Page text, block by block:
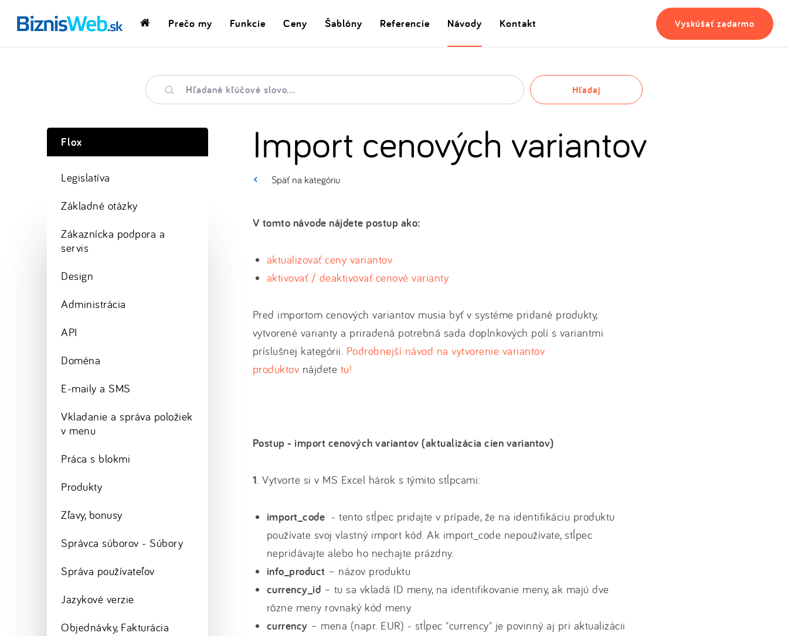
DomovskáPrečo my Funkcie Ceny Šablóny Referencie Návody Kontakt Vyskúšať zadarmo
Hľadané
kľúčové
slovo
Hľadaj
Späť na kategóriu
Import cenových variantov
V tomto návode nájdete postup ako:
aktualizovať ceny variantov
aktivovať / deaktivovať cenové varianty
Pred importom cenových variantov musia byť v systéme pridané produkty,
vytvorené varianty a priradená potrebná sada doplnkových polí s variantmi
príslušnej kategórii. Podrobnejší návod na vytvorenie variantov
produktov nájdete tu!
Postup - import cenových variantov (aktualizácia cien variantov)
1. Vytvorte si v MS Excel hárok s týmito stĺpcami:
import_code - tento stĺpec pridajte v prípade, že na identifikáciu produktu
používate svoj vlastný import kód. Ak import_code nepoužívate, stĺpec
nepridávajte alebo ho nechajte prázdny.
info_product – názov produktu
currency_id – tu sa vkladá ID meny, na identifikovanie meny, ak majú dve
rôzne meny rovnaký kód meny.
currency – mena (napr. EUR) - stĺpec "currency" je povinný aj pri aktualizácii
Flox
Legislatíva
Základné otázky
Zákaznícka podpora a
servis
Design
Administrácia
API
Doména
E-maily a SMS
Vkladanie a správa položiek
v menu
Práca s blokmi
Produkty
Zľavy, bonusy
Správca súborov - Súbory
Správa používateľov
Jazykové verzie
Objednávky, Fakturácia